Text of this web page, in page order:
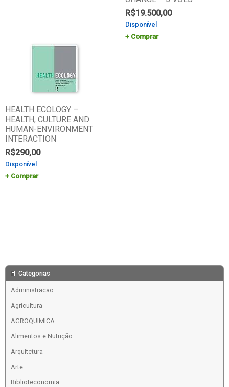
R$19.500,00
Disponível
Comprar
HEALTH ECOLOGY –
HEALTH, CULTURE AND
HUMAN-ENVIRONMENT
INTERACTION
R$290,00
Disponível
Comprar
Categorias
Administracao
Agricultura
AGROQUIMICA
Alimentos e Nutrição
Arquitetura
Arte
Biblioteconomia